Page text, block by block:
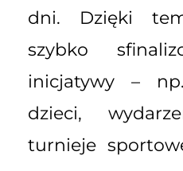
dni. Dzięki
szybko
inicjatywy –
dzieci,
turnieje